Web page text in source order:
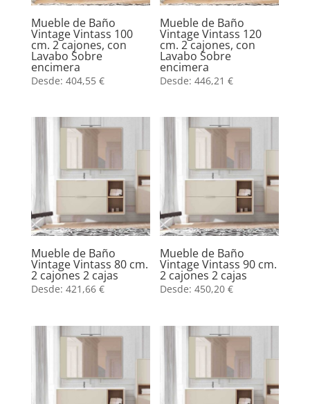
Mueble de Baño
Vintage Vintass 100
cm. 2 cajones, con
Lavabo Sobre
encimera
Desde: 404,55 €
Mueble de Baño
Vintage Vintass 120
cm. 2 cajones, con
Lavabo Sobre
encimera
Desde:446,21€
Mueble de Baño
Vintage Vintass 80 cm.
2 cajones 2 cajas
Desde: 421,66 €
Mueble de Baño
Vintage Vintass 90 cm.
2 cajones 2 cajas
Desde:450,20€